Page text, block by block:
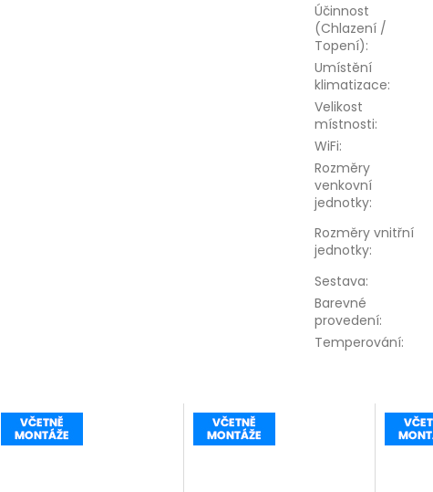
Účinnost
(Chlazení /
Topení):
Umístění
klimatizace:
Velikost
místnosti:
WiFi:
Rozměry
venkovní
jednotky:
Rozměry vnitřní
jednotky:
Sestava:
Barevné
provedení:
Temperování: